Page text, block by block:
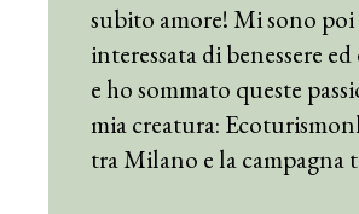
subito amore! Mi sono poi
interessata di benessere
e ho sommato queste
mia creatura:
tra Milano e la campagna